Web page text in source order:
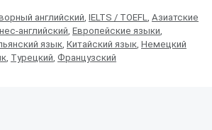
английский, IELTS / TOEFL, Азиатские
английский, Европейские языки,
язык, Китайский язык, Немецкий
, Турецкий, Французский